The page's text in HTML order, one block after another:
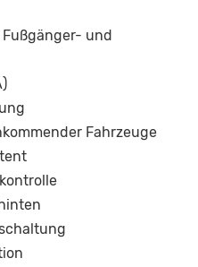
und
Fahrzeuge